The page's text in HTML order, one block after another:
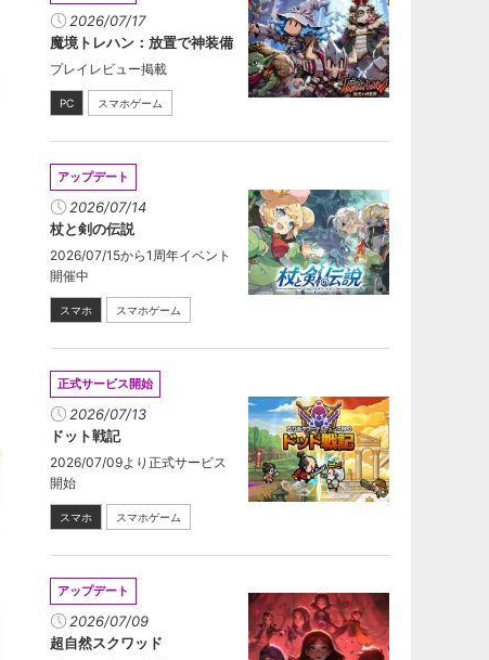
2026/07/17
魔境トレハン：放置で神装備
プレイレビュー掲載
PC スマホゲーム
アップデート
2026/07/14
杖と剣の伝説
2026/07/15から1周年イベント
開催中
スマホ スマホゲーム
正式サービス開始
2026/07/13
ドット戦記
2026/07/09より正式サービス
開始
スマホ スマホゲーム
アップデート
2026/07/09
超自然スクワッド